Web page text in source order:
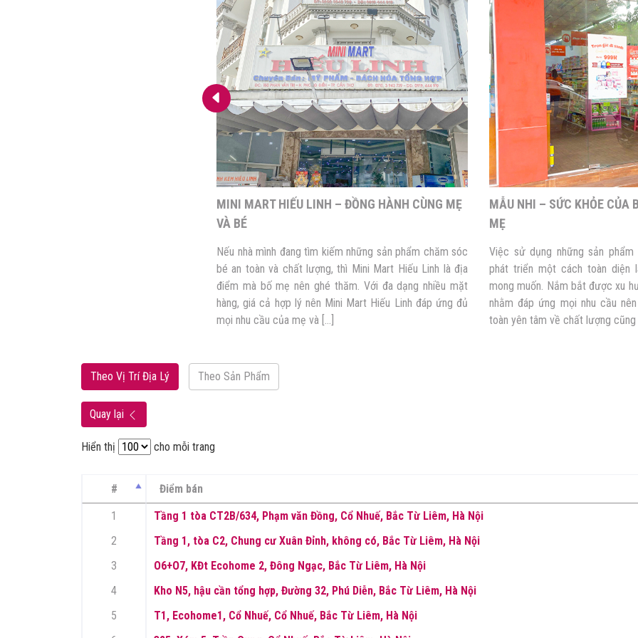
MINI MART HIẾU LINH – ĐỒNG HÀNH CÙNG MẸ
VÀ BÉ
Nếu nhà mình đang tìm kiếm những sản phẩm chăm sóc
bé an toàn và chất lượng, thì Mini Mart Hiếu Linh là địa
điểm mà bố mẹ nên ghé thăm. Với đa dạng nhiều mặt
hàng, giá cả hợp lý nên Mini Mart Hiếu Linh đáp ứng đủ
mọi nhu cầu của mẹ và […]
MẪU NHI – SỨC KHỎE CỦA
MẸ
Việc sử dụng những sản
phát triển một cách toàn diện
mong muốn. Nắm bắt được xu
nhằm đáp ứng mọi nhu cầu
toàn yên tâm về chất lượng cũng
Theo Vị Trí Địa Lý Theo Sản Phẩm
Quay lại
Hiển thị cho mỗi trang
#
Điểm bán
1
Tầng 1 tòa CT2B/634, Phạm văn Đồng, Cổ Nhuế, Bắc Từ Liêm, Hà Nội
2
Tầng 1, tòa C2, Chung cư Xuân Đỉnh, không có, Bắc Từ Liêm, Hà Nội
3
O6+O7, KĐt Ecohome 2, Đông Ngạc, Bắc Từ Liêm, Hà Nội
4
Kho N5, hậu cần tổng hợp, Đường 32, Phú Diễn, Bắc Từ Liêm, Hà Nội
5
T1, Ecohome1, Cổ Nhuế, Cổ Nhuế, Bắc Từ Liêm, Hà Nội